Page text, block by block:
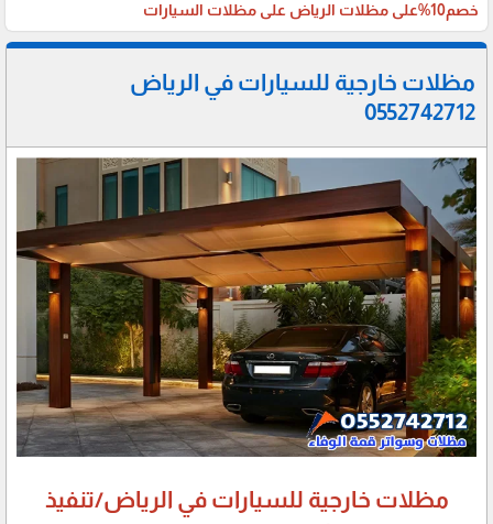
خصم10%على مظلات الرياض على مظلات السيارات
مظلات خارجية للسيارات في الرياض
0552742712
مظلات خارجية للسيارات في الرياض/تنفيذ